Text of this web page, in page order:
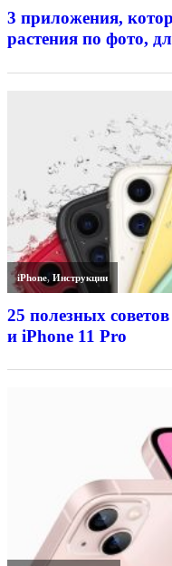
3 приложения,
растения по фото,
iPhone,Инструкции
25 полезных
и iPhone 11 Pro